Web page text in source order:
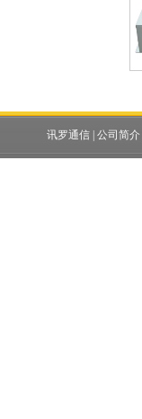
讯罗通信| 公司简介|